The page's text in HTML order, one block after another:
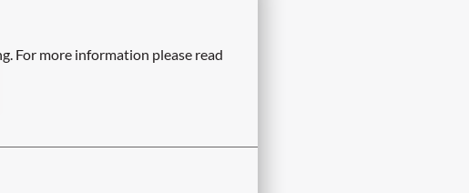
For more information please read